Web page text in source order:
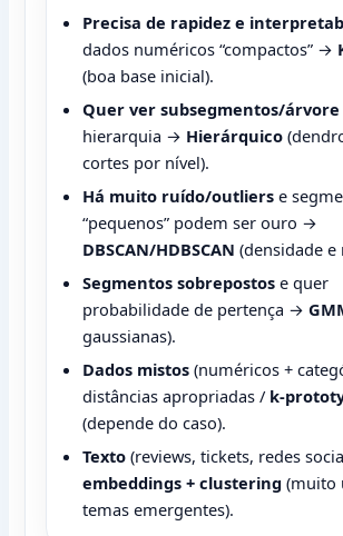
Precisa de rapidez e
dados numéricos “compactos” →
(boa base inicial).
Quer ver subsegmentos/árvore
hierarquia → Hierárquico
cortes por nível).
Há muito ruído/outliers e
“pequenos” podem ser ouro →
DBSCAN/HDBSCAN (densidade e
Segmentos sobrepostos e quer
probabilidade de pertença →
gaussianas).
Dados mistos (numéricos +
distâncias apropriadas / k-
(depende do caso).
Texto (reviews, tickets, redes
embeddings + clustering (muito
temas emergentes).